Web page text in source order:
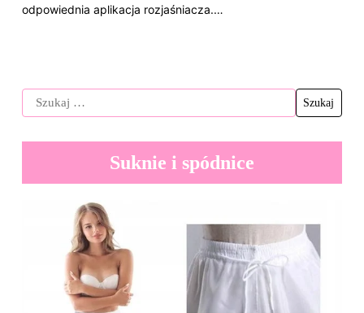
odpowiednia aplikacja rozjaśniacza.…
Suknie i spódnice